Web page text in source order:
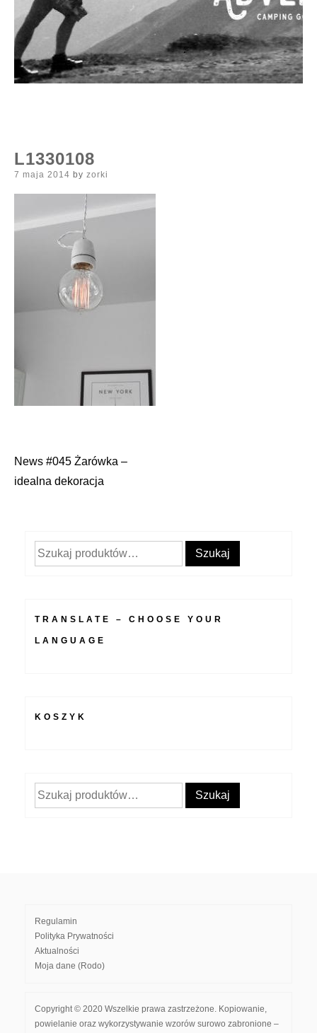
L1330108
Posted
7 maja 2014 by zorki
Nawigacja
News #045 Żarówka –
idealna dekoracja
Szukaj: Szukaj
TRANSLATE – CHOOSE YOUR
LANGUAGE
KOSZYK
Szukaj: Szukaj
Regulamin
Polityka Prywatności
Aktualności
Moja dane (Rodo)
Copyright © 2020 Wszelkie prawa zastrzeżone. Kopiowanie,
powielanie oraz wykorzystywanie wzorów surowo zabronione –